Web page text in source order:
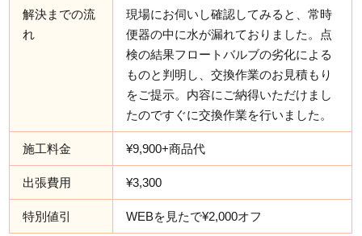
解決までの流
れ
現場にお伺いし確認してみると、常時
便器の中に水が漏れておりました。点
検の結果フロートバルブの劣化による
ものと判明し、交換作業のお見積もり
をご提示。内容にご納得いただけまし
たのですぐに交換作業を行いました。
施工料金 ¥9,900+商品代
出張費用 ¥3,300
特別値引 WEBを見たで¥2,000オフ